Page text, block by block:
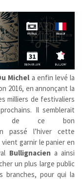
Michel a enfin levé la
2016, en annonçant la
milliers de festivaliers
Il semblerait
de ce bon
passé l’hiver cette
garnir le panier en
Bullignacien a ainsi
un plus large public
branches, pour qui la